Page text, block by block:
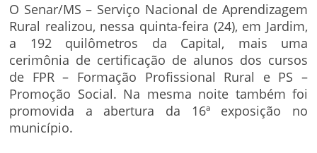
O Senar/MS – Serviço Nacional de Aprendizagem
Rural realizou, nessa quinta-feira (24), em Jardim,
a 192 quilômetros da Capital, mais uma
cerimônia de certificação de alunos dos cursos
de FPR – Formação Profissional Rural e PS –
Promoção Social. Na mesma noite também foi
promovida a abertura da 16ª exposição no
município.